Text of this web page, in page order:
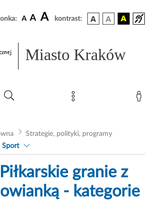
A A A kontrast:
Miasto Kraków
Strategie, polityki, programy
Sport
granie z
- kategorie